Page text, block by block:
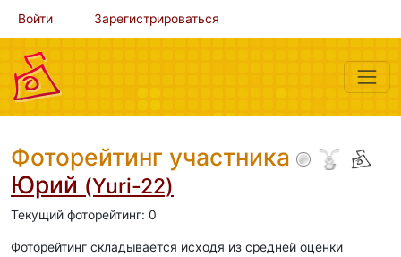
Войти Зарегистрироваться
Фоторейтинг участника
Юрий (Yuri-22)
Текущий фоторейтинг: 0
Фоторейтинг складывается исходя из средней оценки